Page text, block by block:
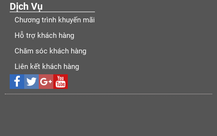
Dịch Vụ
Chương trình khuyến mãi
Hỗ trợ khách hàng
Chăm sóc khách hàng
Liên kết khách hàng